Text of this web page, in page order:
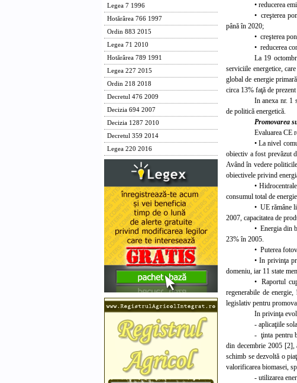
Legea 7 1996
Hotărârea 766 1997
Ordin 883 2015
Legea 71 2010
Hotărârea 789 1991
Legea 227 2015
Ordin 218 2018
Decretul 476 2009
Decizia 694 2007
Decizia 1287 2010
Decretul 359 2014
Legea 220 2016
• reducerea
• creşterea
până în 2020;
• creşterea
• reducerea
La 19
serviciile energetice,
global de energie
circa 13% faţă de
In anexa nr. 1
de politică energetică.
Promovarea
Evaluarea CE
• La nivel
obiectiv a fost prevăzut
Având în vedere
obiectivele privind
•
consumul total de
• UE rămâne
2007, capacitatea de
• Energia din
23% în 2005.
• Puterea
• In privinţa
domeniu, iar 11 state
• Raportul
regenerabile de
legislativ pentru
In privinţa
- aplicaţiile
- ţinta pentru
din decembrie 2005 [2],
schimb se dezvoltă o
valorificarea biomasei,
- utilizarea